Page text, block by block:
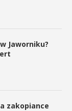
Jaworniku?
zakopiance